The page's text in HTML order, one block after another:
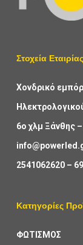
Στοχεία Εταιρίας
Χονδρικό
6ο χλμ Ξάνθης
2541062620–
Κατηγορίες
ΦΩΤΙΣΜΟΣ